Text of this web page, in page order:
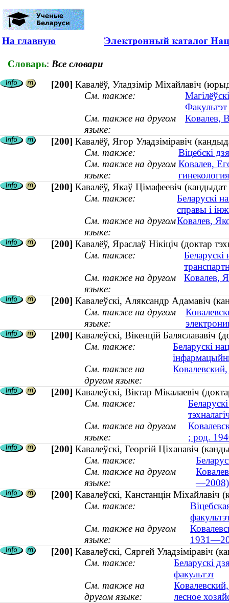
На главную
Словарь: Все словари
[200] Кавалёў, Уладзімір Міхайлавіч
См. также:
Факультэт
См. также на другом
языке:
Ковалев,
[200] Кавалёў, Ягор Уладзіміравіч
См. также:
Віцебскі
См. также на другом
языке:
Ковалев,
[200] Кавалёў, Якаў Цімафеевіч
См. также:
Беларускі
справы і
См. также на другом
языке:
Ковалев,
[200] Кавалёў, Яраслаў Нікіціч (доктар
См. также:
Беларускі
См. также на другом
языке:
Ковалев,
[200] Кавалеўскі, Аляксандр Адамавіч
См. также на другом
языке:
[200] Кавалеўскі, Вікенцій Баляслававіч
См. также:
Беларускі
См. также на
другом языке:
[200] Кавалеўскі, Віктар Мікалаевіч
См. также:
См. также на другом
языке:
; род.
[200] Кавалеўскі, Георгій Ціханавіч
См. также:
См. также на другом
языке:
—2008)
[200] Кавалеўскі, Канстанцін
См. также:
См. также на другом
языке:
[200] Кавалеўскі, Сяргей Уладзіміравіч
См. также:
Беларускі
факультэт
См. также на
другом языке:
лесное